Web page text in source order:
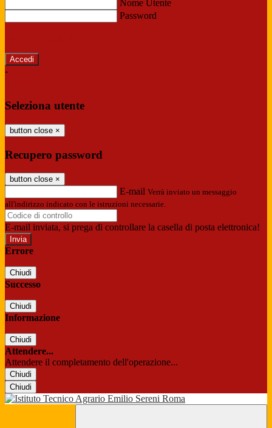
Nome Utente
Password
-
Seleziona utente
button close ×
Recupero password
button close ×
E-mail Verrà inviato un messaggio
all'indirizzo indicato con le istruzioni necessarie.
E-mail inviata, si prega di controllare la casella di posta elettronica!
Errore
Chiudi
Successo
Chiudi
Informazione
Chiudi
Attendere...
Attendere il completamento dell'operazione...
Chiudi
Chiudi